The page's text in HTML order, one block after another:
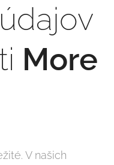
More
V našich